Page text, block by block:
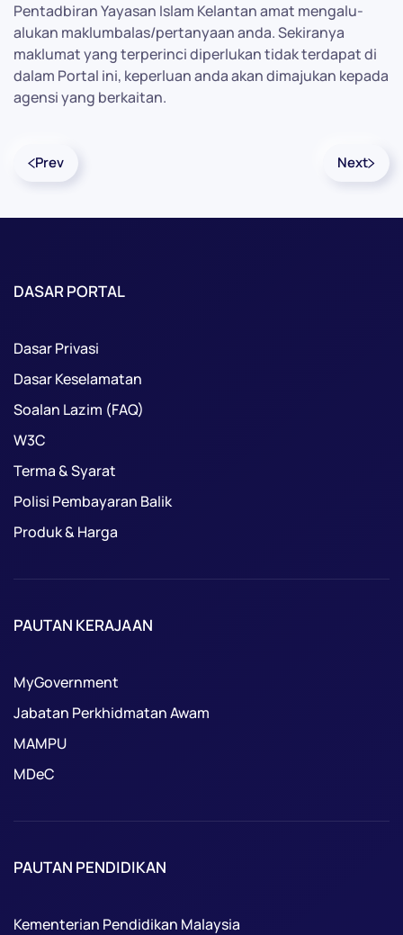
Pentadbiran Yayasan Islam Kelantan amat mengalu-
alukan maklumbalas/pertanyaan anda. Sekiranya
maklumat yang terperinci diperlukan tidak terdapat di
dalam Portal ini, keperluan anda akan dimajukan kepada
agensi yang berkaitan.
Prev Next
DASAR PORTAL
Dasar Privasi
Dasar Keselamatan
Soalan Lazim (FAQ)
W3C
Terma & Syarat
Polisi Pembayaran Balik
Produk & Harga
PAUTAN KERAJAAN
MyGovernment
Jabatan Perkhidmatan Awam
MAMPU
MDeC
PAUTAN PENDIDIKAN
Kementerian Pendidikan Malaysia